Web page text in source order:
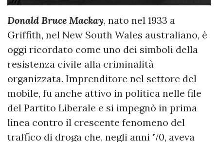
Donald Bruce Mackay, nato nel 1933 a
Griffith, nel New South Wales australiano, è
oggi ricordato come uno dei simboli della
resistenza civile alla criminalità
organizzata. Imprenditore nel settore del
mobile, fu anche attivo in politica nelle file
del Partito Liberale e si impegnò in prima
linea contro il crescente fenomeno del
traffico di droga che, negli anni '70, aveva